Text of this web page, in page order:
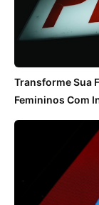
Transforme Sua
Femininos Com